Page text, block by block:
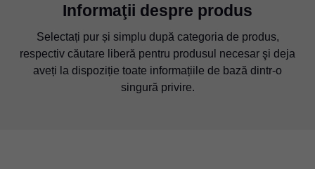
Informaţii despre produs
Selectați pur și simplu după categoria de produs,
respectiv căutare liberă pentru produsul necesar şi deja
aveți la dispoziție toate informațiile de bază dintr-o
singură privire.
Pe lângă imaginile de produs și desenele de planificare
și montaj veți găsi și date CAD în toate formatele uzuale
disponibile pentru descărcare.
Veți găsi pe o fișă separată o listă foarte detaliată cu
privire la caracteristicile tehnice ale produselor.